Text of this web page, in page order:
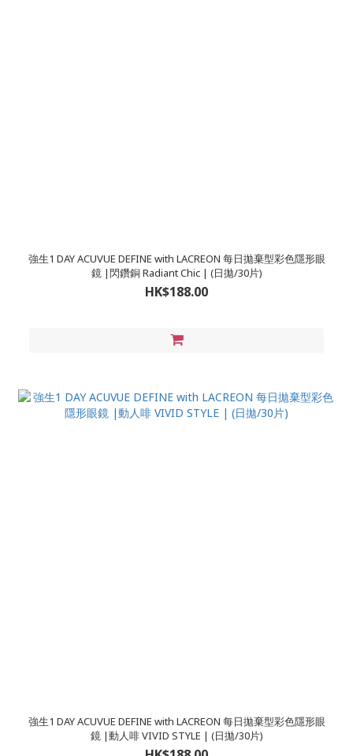
強生1 DAY ACUVUE DEFINE with LACREON 每日拋棄型彩色隱形眼
鏡 |閃鑽銅 Radiant Chic | (日拋/30片)
HK$188.00
強生1 DAY ACUVUE DEFINE with LACREON 每日拋棄型彩色隱形眼
鏡 |動人啡 VIVID STYLE | (日拋/30片)